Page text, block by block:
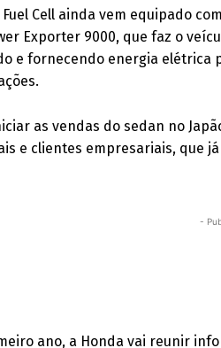
Fuel Cell ainda vem equipado
Exporter 9000, que faz o
e fornecendo energia
as vendas do sedan no
e clientes empresariais, que
-
ano, a Honda vai reunir